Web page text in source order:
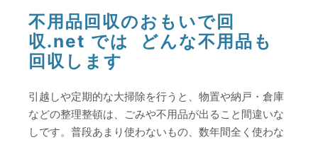
不用品回収のおもいで回
収.net では どんな不用品も
回収します
引越しや定期的な大掃除を行うと、物置や納戸・倉庫
などの整理整頓は、ごみや不用品が出ること間違いな
しです。普段あまり使わないもの、数年間全く使わな